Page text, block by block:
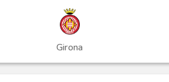
Girona